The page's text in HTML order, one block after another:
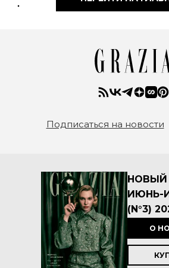
Подписаться на новости
НОВЫЙ
ИЮНЬ-
(N°3)
О